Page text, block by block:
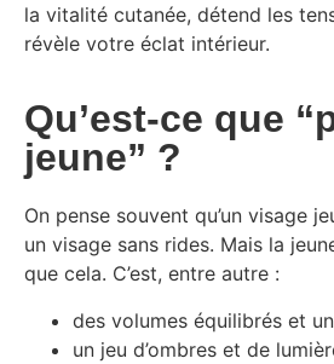
la vitalité cutanée, détend les
révèle votre éclat intérieur.
Qu’est-ce que
jeune” ?
On pense souvent qu’un visage
un visage sans rides. Mais la
que cela. C’est, entre autre :
des volumes équilibrés et
un jeu d’ombres et de